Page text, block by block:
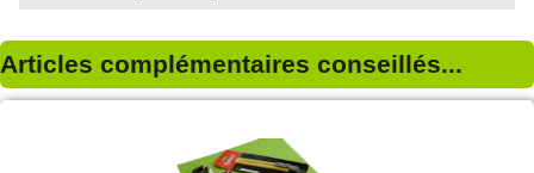
Articles complémentaires conseillés...